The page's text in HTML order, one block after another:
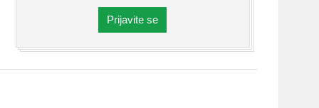
Prijavite se